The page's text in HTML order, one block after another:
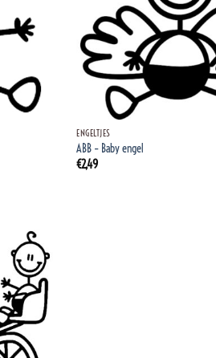
ENGELTJES
ABB – Baby engel
€2,49